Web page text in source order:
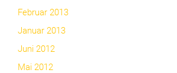
Februar 2013
Januar 2013
Juni 2012
Mai 2012